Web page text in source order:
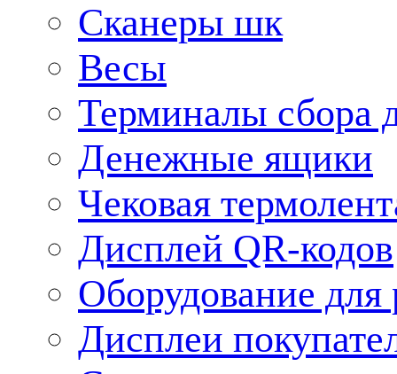
Сканеры шк
Весы
Терминалы сбора
Денежные ящики
Чековая
Дисплей QR-кодов
Оборудование
Дисплеи